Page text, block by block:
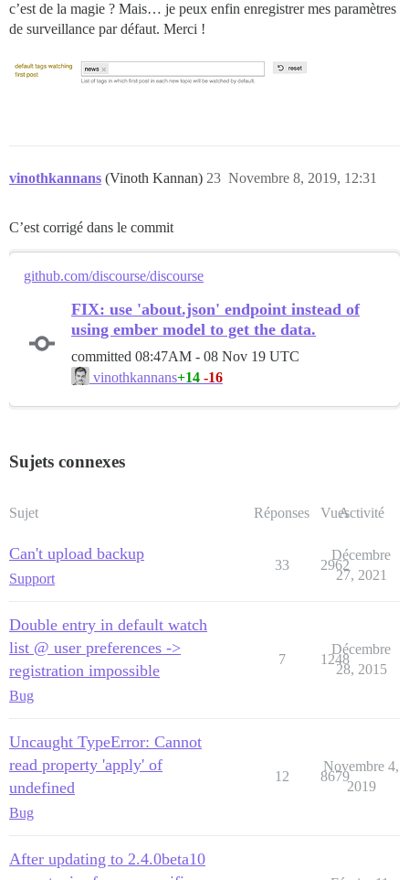
c’est de la magie ? Mais… je peux enfin enregistrer mes paramètres
de surveillance par défaut. Merci !
vinothkannans (Vinoth Kannan) Novembre 8, 2019, 12:31
23
C’est corrigé dans le commit
github.com/discourse/discourse
FIX: use 'about.json' endpoint instead of
using ember model to get the data.
committed 08:47AM - 08 Nov 19 UTC
vinothkannans+14 -16
Sujets connexes
Sujet Réponses VuesActivité
Can't upload backup
Support
33 2962
Décembre
27, 2021
Double entry in default watch
list @ user preferences ->
registration impossible
Bug
7 1248
Décembre
28, 2015
Uncaught TypeError: Cannot
read property 'apply' of
undefined
Bug
12 8679
Novembre 4,
2019
After updating to 2.4.0beta10